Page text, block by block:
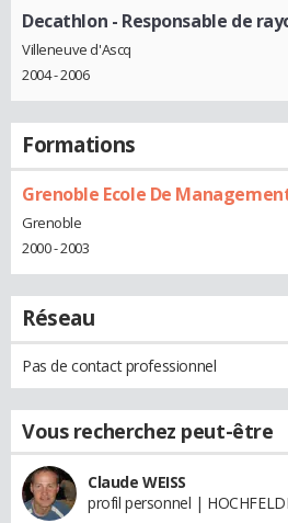
Decathlon - Responsable de
Villeneuve d'Ascq
2004 - 2006
Formations
Grenoble Ecole De
Grenoble
2000 - 2003
Réseau
Pas de contact professionnel
Vous recherchez peut-être
Claude WEISS
profil personnel |